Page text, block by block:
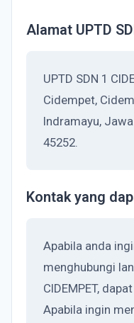
Alamat UPTD
UPTD SDN 1
Cidempet,
Indramayu,
45252.
Kontak yang
Apabila anda
menghubungi
CIDEMPET,
Apabila ingin